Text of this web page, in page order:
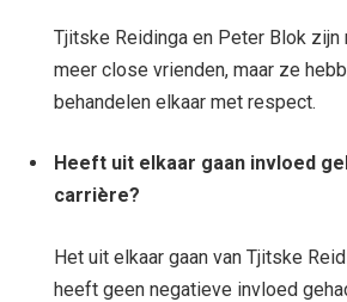
Tjitske Reidinga en Peter Blok zijn
meer close vrienden, maar ze
behandelen elkaar met respect.
Heeft uit elkaar gaan invloed
carrière?
Het uit elkaar gaan van Tjitske
heeft geen negatieve invloed